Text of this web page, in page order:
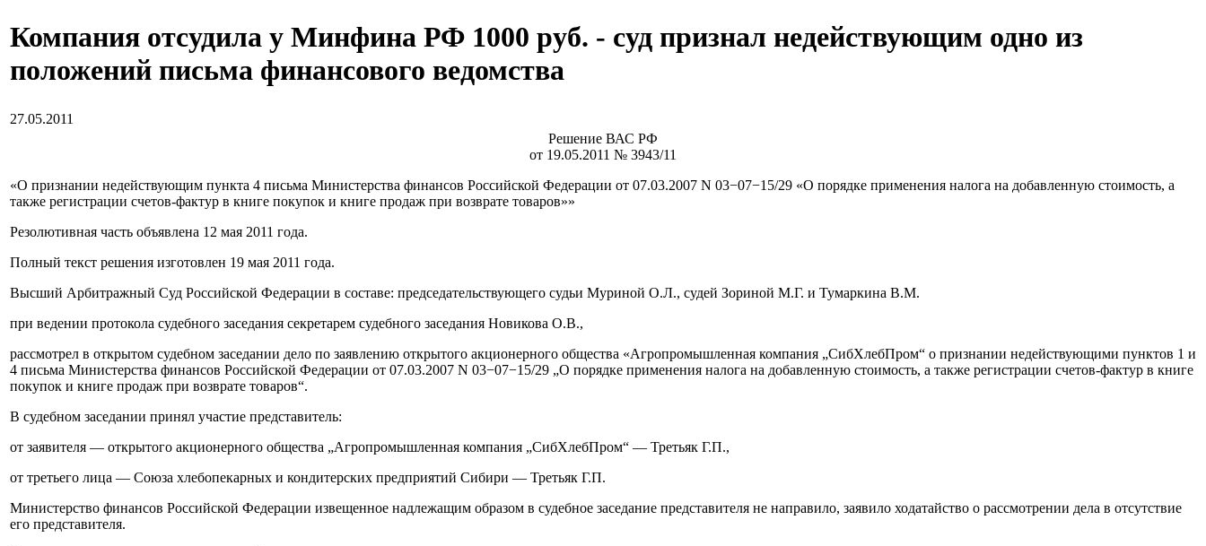
Компания отсудила у Минфина РФ 1000 руб. - суд признал недействующим одно из
положений письма финансового ведомства
27.05.2011
Решение ВАС РФ
от 19.05.2011 № 3943/11
«О признании недействующим пункта 4 письма Министерства финансов Российской Федерации от 07.03.2007 N 03−07−15/29 «О порядке применения налога на добавленную стоимость, а
также регистрации счетов-фактур в книге покупок и книге продаж при возврате товаров»»
Резолютивная часть объявлена 12 мая 2011 года.
Полный текст решения изготовлен 19 мая 2011 года.
Высший Арбитражный Суд Российской Федерации в составе: председательствующего судьи Муриной О.Л., судей Зориной М.Г. и Тумаркина В.М.
при ведении протокола судебного заседания секретарем судебного заседания Новикова О.В.,
рассмотрел в открытом судебном заседании дело по заявлению открытого акционерного общества «Агропромышленная компания „СибХлебПром“ о признании недействующими пунктов 1 и
4 письма Министерства финансов Российской Федерации от 07.03.2007 N 03−07−15/29 „О порядке применения налога на добавленную стоимость, а также регистрации счетов-фактур в книге
покупок и книге продаж при возврате товаров“.
В судебном заседании принял участие представитель:
от заявителя — открытого акционерного общества „Агропромышленная компания „СибХлебПром“ — Третьяк Г.П.,
от третьего лица — Союза хлебопекарных и кондитерских предприятий Сибири — Третьяк Г.П.
Министерство финансов Российской Федерации извещенное надлежащим образом в судебное заседание представителя не направило, заявило ходатайство о рассмотрении дела в отсутствие
его представителя.